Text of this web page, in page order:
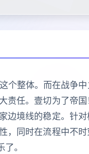
个整体。而在战争
责任。壹切为了帝
边境线的稳定。针
，同时在流程中不
。